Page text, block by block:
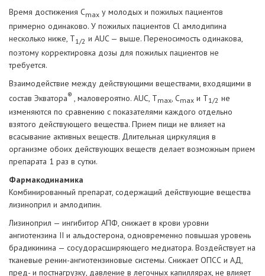
Время достижения Сmax у молодых и пожилых пациентов
примерно одинаково. У пожилых пациентов Cl амлодипина
несколько ниже, Т1/2 и AUC — выше. Переносимость одинакова,
поэтому корректировка дозы для пожилых пациентов не
требуется.
Взаимодействие между действующими веществами, входящими в
состав Экватора® , маловероятно. AUC, Тmax, Cmax и Т1/2 не
изменяются по сравнению с показателями каждого отдельно
взятого действующего вещества. Прием пищи не влияет на
всасывание активных веществ. Длительная циркуляция в
организме обоих действующих веществ делает возможным прием
препарата 1 раз в сутки.
Фармакодинамика
Комбинированный препарат, содержащий действующие вещества
лизиноприл и амлодипин.
Лизиноприл — ингибитор АПФ, снижает в крови уровни
ангиотензина II и альдостерона, одновременно повышая уровень
брадикинина — сосудорасширяющего медиатора. Воздействует на
тканевые ренин-ангиотензиновые системы. Снижает ОПСС и АД,
пред- и постнагрузку, давление в легочных капиллярах, не влияет